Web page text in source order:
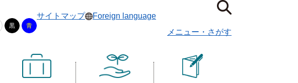
黒 青
サイトマップ
Foreign language
メニュー ・ さがす